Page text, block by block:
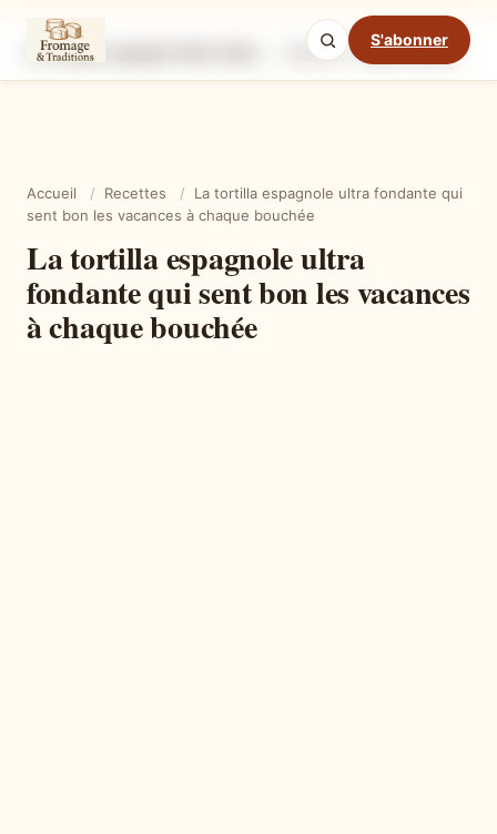
S'abonner
Ingrédients Étapes
Mode cuisine
Accueil / Recettes /
La tortilla espagnole ultra fondante qui
sent bon les vacances à chaque bouchée
La tortilla espagnole ultra
fondante qui sent bon les vacances
à chaque bouchée